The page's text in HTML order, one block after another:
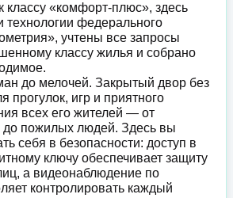
классу «комфорт-плюс», здесь
федерального
учтены все запросы
классу жилья и собрано
до мелочей. Закрытый двор без
прогулок, игр и приятного
всех его жителей — от
до пожилых людей. Здесь вы
себя в безопасности: доступ в
ключу обеспечивает защиту
а видеонаблюдение по
контролировать каждый